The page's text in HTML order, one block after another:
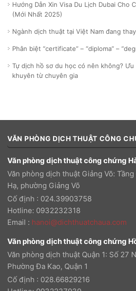
Hướng Dẫn Xin Visa Du Lịch Dubai Cho
(Mới Nhất 2025)
Ngành dịch thuật tại Việt Nam đang
Phân biệt “certificate” – “diploma” –
Tự dịch hồ sơ du học có nên không? Ưu
khuyên từ chuyên gia
VĂN PHÒNG DỊCH THUẬT CÔNG
Văn phòng dịch thuật công chứng
Văn phòng dịch thuật Giảng Võ:
Hạ, phường Giảng Võ
Cố định : 024.39903758
Hotline: 0932232318
Email : hanoi@dichthuatchaua.com
Văn phòng dịch thuật công chứng
Văn phòng dịch thuật Quận 1: Số 27
Phường Đa Kao, Quận 1
Cố định : 028.66829216